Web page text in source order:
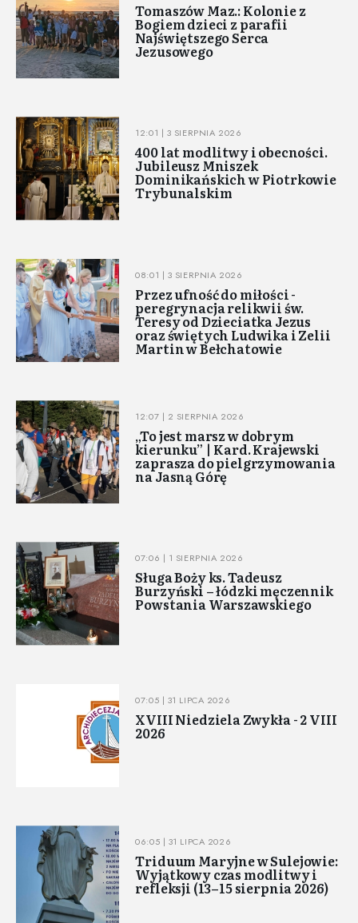
Tomaszów Maz.: Kolonie z
Bogiem dzieci z parafii
Najświętszego Serca
Jezusowego
12:01 | 3 SIERPNIA 2026
400 lat modlitwy i obecności.
Jubileusz Mniszek
Dominikańskich w Piotrkowie
Trybunalskim
08:01 | 3 SIERPNIA 2026
Przez ufność do miłości -
peregrynacja relikwii św.
Teresy od Dzieciatka Jezus
oraz świętych Ludwika i Zelii
Martin w Bełchatowie
12:07 | 2 SIERPNIA 2026
„To jest marsz w dobrym
kierunku” | Kard. Krajewski
zaprasza do pielgrzymowania
na Jasną Górę
07:06 | 1 SIERPNIA 2026
Sługa Boży ks. Tadeusz
Burzyński – łódzki męczennik
Powstania Warszawskiego
07:05 | 31 LIPCA 2026
XVIII Niedziela Zwykła - 2 VIII
2026
06:05 | 31 LIPCA 2026
Triduum Maryjne w Sulejowie:
Wyjątkowy czas modlitwy i
refleksji (13–15 sierpnia 2026)